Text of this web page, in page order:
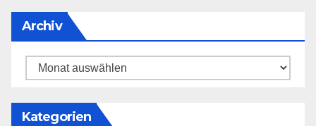
Archiv
Archiv
Kategorien